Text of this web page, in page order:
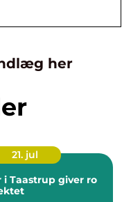
her
21. jul
i Taastrup giver ro